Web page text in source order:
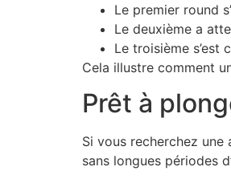
Le premier round
Le deuxième a
Le troisième s’est
Cela illustre comment
Prêt à
Si vous recherchez
sans longues périodes